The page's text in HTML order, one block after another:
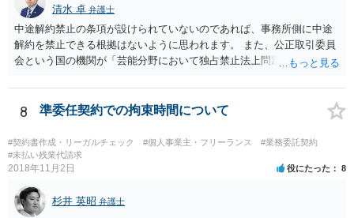
清水 卓 弁護士
中途解約禁止の条項が設けられていないのであれば、事務所側に中途
解約を禁止できる根拠はないように思われます。 また、公正取引委員
会という国の機関が「芸能分野において独占禁止法上問題となり得る
活動を⾏えない旨の義務を課し，⼜は移籍・独⽴した場合には芸能活
動を妨害する旨⽰唆して，移籍・独⽴を諦めさせること（優越的地位
る可能性があり、あなたのケースでも、独占禁止法上問題となり得ま
す。 ただし、「※これら⾏為が実際に独占禁⽌法違反となるかどうか
は，具体的態様に照らして個別に判断されることとなる。例えば，優
越的地位の濫⽤に関して，不当に不利益を与えるか否かは，課される
義務等の内容や期間が⽬的に照らして過⼤であるか，与える不利益の
8 準委任契約での拘束時間について
#契約書作成・リーガルチェック #個人事業主・フリーランス
#業務委託契約
#未払い残業代請求
2018年11月2日 役にたった 8
杉井 英昭 弁護士